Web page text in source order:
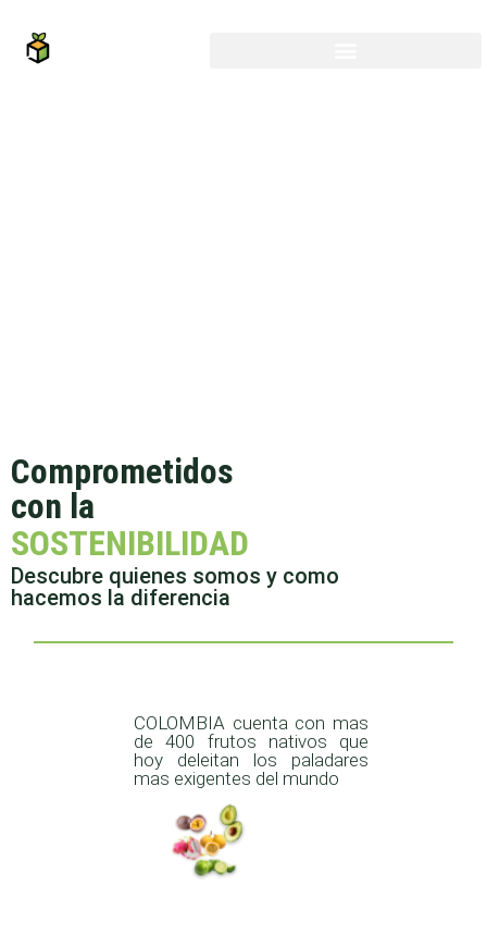
Comprometidos
con la
SOSTENIBILIDAD
Descubre quienes somos y como
hacemos la diferencia
COLOMBIA cuenta con mas
de 400 frutos nativos que
hoy deleitan los paladares
mas exigentes del mundo